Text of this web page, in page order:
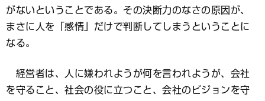
がないということである。その決断力のなさの原因が、
まさに人を「感情」だけで判断してしまうということに
なる。
経営者は、人に嫌われようが何を言われようが、会社
を守ること、社会の役に立つこと、会社のビジョンを守